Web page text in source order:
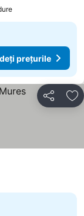
prețurile
Distribuiți